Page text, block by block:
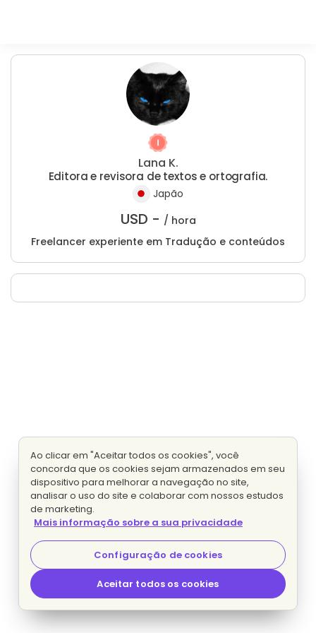
Lana K.
Editora e revisora de textos e ortografia.
Japão
USD - / hora
Freelancer experiente em Tradução e conteúdos
Ao clicar em "Aceitar todos os cookies", você
concorda que os cookies sejam armazenados em seu
dispositivo para melhorar a navegação no site,
analisar o uso do site e colaborar com nossos estudos
de marketing.
Mais informação sobre a sua privacidade
Configuração de cookies
Aceitar todos os cookies